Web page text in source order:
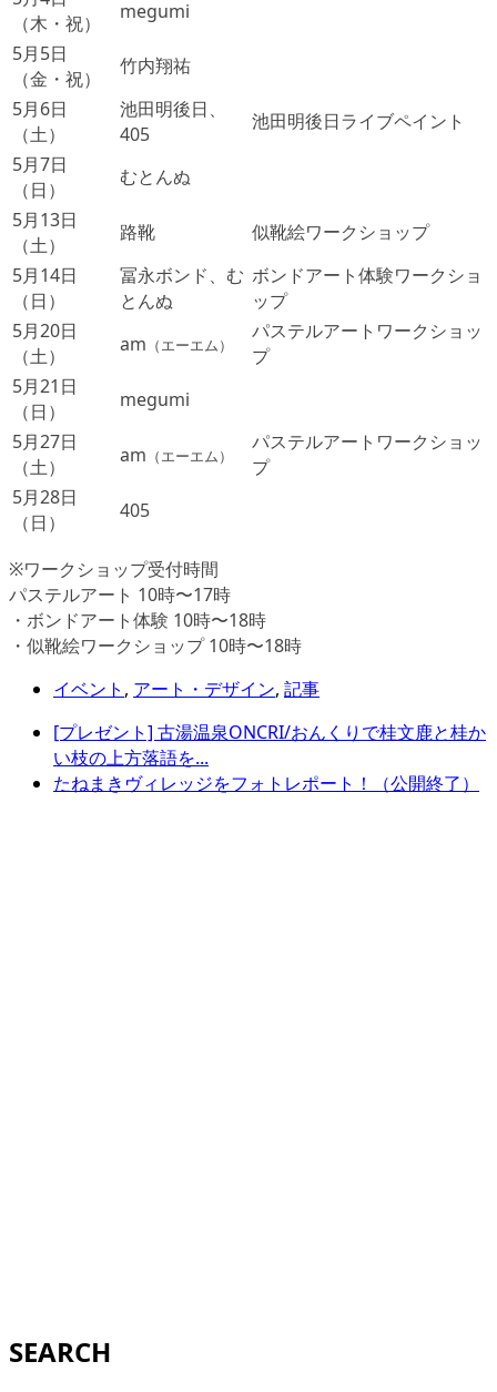
（木・祝）
megumi
5月5日
（金・祝）
竹内翔祐
5月6日
（土）
池田明後日、
405
池田明後日ライブペイント
5月7日
（日）
むとんぬ
5月13日
（土）
路靴
似靴絵ワークショップ
5月14日
（日）
冨永ボンド、む
とんぬ
ボンドアート体験ワークショ
ップ
5月20日
（土）
am （エーエム）
パステルアートワークショッ
プ
5月21日
（日）
megumi
5月27日
（土）
am （エーエム）
パステルアートワークショッ
プ
5月28日
（日）
405
※ワークショップ受付時間
パステルアート 10時〜17時
・ボンドアート体験 10時〜18時
・似靴絵ワークショップ 10時〜18時
イベント , アート・デザイン, 記事
[プレゼント] 古湯温泉ONCRI/おんくりで桂文鹿と桂か
い枝の上方落語を...
たねまきヴィレッジをフォトレポート！（公開終了）
SEARCH